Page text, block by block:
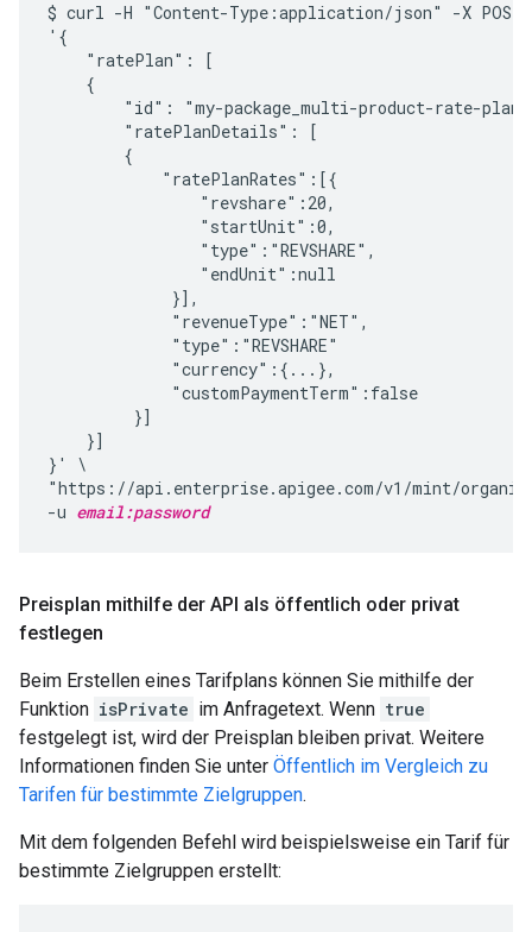
$ curl -H "Content-Type:application/json" -X
'{
    "ratePlan": [
    {
"id": "my-package_multi-product-rate-
        "ratePlanDetails": [
        {
            "ratePlanRates":[{
                "revshare":20,
                "startUnit":0,
                "type":"REVSHARE",
                "endUnit":null
             }],
             "revenueType":"NET",
             "type":"REVSHARE"
             "currency":{...},
             "customPaymentTerm":false
         }]
    }]
}' \
"https://api.enterprise.apigee.com/v1/mint/
-u email:password
Preisplan mithilfe der API als öffentlich oder privat
festlegen
Beim Erstellen eines Tarifplans können Sie mithilfe der
Funktion isPrivate im Anfragetext. Wenn true
festgelegt ist, wird der Preisplan bleiben privat. Weitere
Informationen finden Sie unter Öffentlich im Vergleich zu
Tarifen für bestimmte Zielgruppen.
Mit dem folgenden Befehl wird beispielsweise ein Tarif für
bestimmte Zielgruppen erstellt: